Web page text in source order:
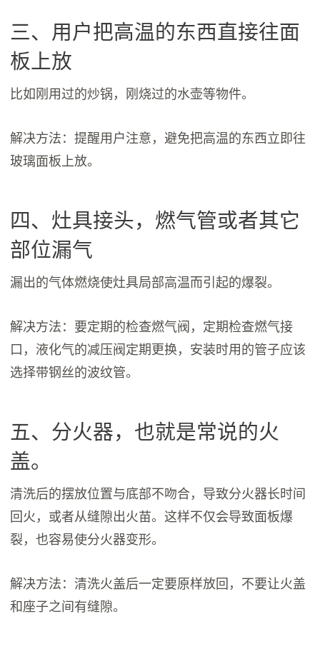
三、用户把高温的东西直接往面
板上放
比如刚用过的炒锅，刚烧过的水壶等物件。
解决方法：提醒用户注意，避免把高温的东西立即往
玻璃面板上放。
四、灶具接头，燃气管或者其它
部位漏气
漏出的气体燃烧使灶具局部高温而引起的爆裂。
解决方法：要定期的检查燃气阀，定期检查燃气接
口，液化气的减压阀定期更换，安装时用的管子应该
选择带钢丝的波纹管。
五、分火器，也就是常说的火
盖。
清洗后的摆放位置与底部不吻合，导致分火器长时间
回火，或者从缝隙出火苗。这样不仅会导致面板爆
裂，也容易使分火器变形。
解决方法：清洗火盖后一定要原样放回，不要让火盖
和座子之间有缝隙。